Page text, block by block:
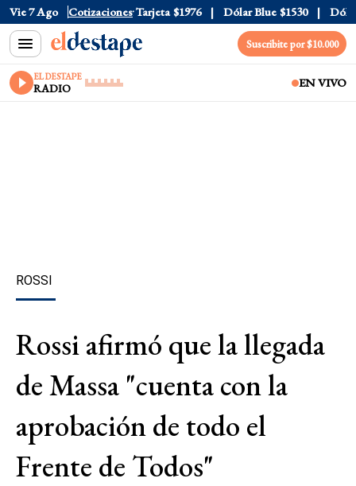
Vie 7 Ago Cotizaciones
Oficial $1520 Dólar Tarjeta $1976 Dólar Blue $1530 Dólar
Suscribite por $10.000
EL DESTAPE
RADIO EN VIVO
ROSSI
Rossi afirmó que la llegada
de Massa "cuenta con la
aprobación de todo el
Frente de Todos"